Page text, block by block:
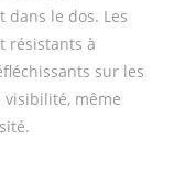
dans le dos. Les
résistants à
sur les
même